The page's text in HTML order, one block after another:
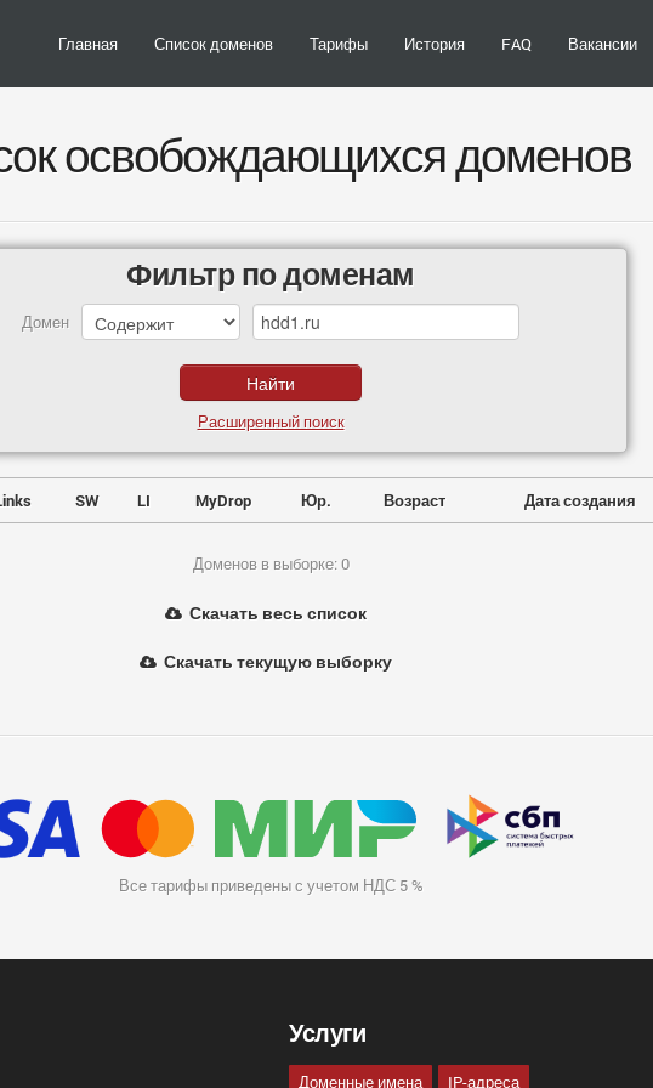
Главная Список доменов Тарифы История FAQ Вакансии
освобождающихся доменов
Фильтр по доменам
Домен
Расширенный поиск
SW LI MyDrop Юр. Возраст Дата создания
Доменов в выборке: 0
Скачать весь список
Скачать текущую выборку
Все тарифы приведены с учетом НДС 5 %
Услуги
Доменные имена IP-адреса